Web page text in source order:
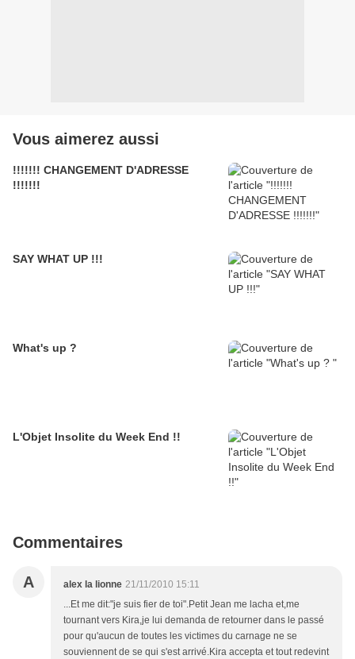
Vous aimerez aussi
!!!!!!! CHANGEMENT D'ADRESSE
!!!!!!!
SAY WHAT UP !!!
What's up ?
L'Objet Insolite du Week End !!
Commentaires
A alex la lionne 21/11/2010 15:11
...Et me dit:"je suis fier de toi".Petit Jean me lacha et,me
tournant vers Kira,je lui demanda de retourner dans le passé
pour qu'aucun de toutes les victimes du carnage ne se
souviennent de se qui s'est arrivé.Kira accepta et tout redevint